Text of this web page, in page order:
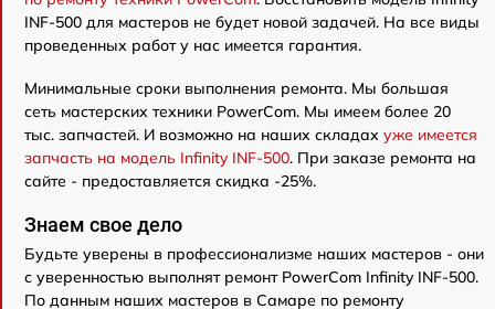
INF-500 для мастеров не будет новой задачей. На все виды
проведенных работ у нас имеется гарантия.
Минимальные сроки выполнения ремонта. Мы большая
сеть мастерских техники PowerCom. Мы имеем более 20
тыс. запчастей. И возможно на наших складах уже имеется
запчасть на модель Infinity INF-500. При заказе ремонта на
сайте - предоставляется скидка -25%.
Знаем свое дело
Будьте уверены в профессионализме наших мастеров - они
с уверенностью выполнят ремонт PowerCom Infinity INF-500.
По данным наших мастеров в Самаре по ремонту